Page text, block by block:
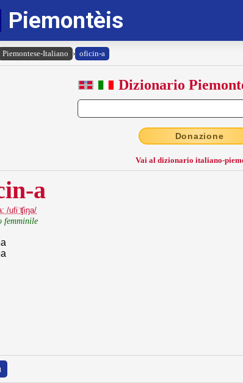
Piemontèis
Piemontese-Italiano › oficin-a
Dizionario
Donazione
Vai al dizionario italiano-
a
/ufiˈʧiŋa/
femminile